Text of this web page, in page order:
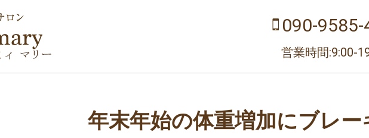
090-
営業時間:9:00-
年末年始の体重増加にブレー